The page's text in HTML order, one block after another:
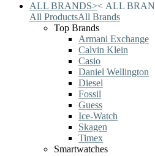
ALL BRANDS>< ALL
All ProductsAll Brands
Top Brands
Armani Exchange
Calvin Klein
Casio
Daniel Wellington
Diesel
Fossil
Guess
Ice-Watch
Skagen
Timex
Smartwatches